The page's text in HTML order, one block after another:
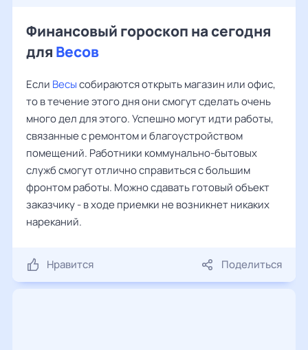
Финансовый гороскоп на сегодня
для Весов
Если Весысобираются открыть магазин или офис,
то в течение этого дня они смогут сделать очень
много дел для этого. Успешно могут идти работы,
связанные с ремонтом и благоустройством
помещений. Работники коммунально-бытовых
служб смогут отлично справиться с большим
фронтом работы. Можно сдавать готовый объект
заказчику - в ходе приемки не возникнет никаких
нареканий.
Нравится Поделиться